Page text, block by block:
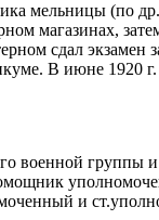
мельницы (по
магазинах,
сдал
В июне 1920
военной группы
и